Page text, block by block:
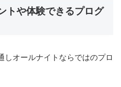
トや体験できるプログ
しオールナイトならではのプロ